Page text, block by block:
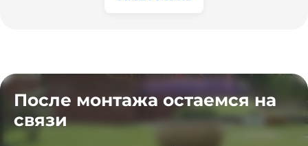
После монтажа остаемся на
связи